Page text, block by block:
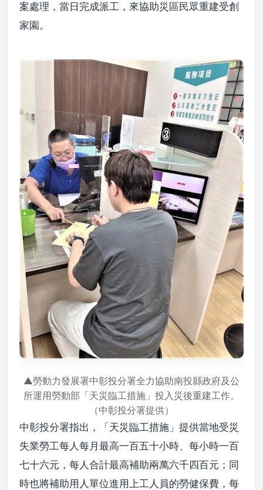
案處理，當日完成派工，來協助災區民眾重建受創
家園。
▲勞動力發展署中彰投分署全力協助南投縣政府及公
所運用勞動部「天災臨工措施」投入災後重建工作。
（中彰投分署提供）
中彰投分署指出，「天災臨工措施」提供當地受災
失業勞工每人每月最高一百五十小時、每小時一百
七十六元，每人合計最高補助兩萬六千四百元；同
時也將補助用人單位進用上工人員的勞健保費，每